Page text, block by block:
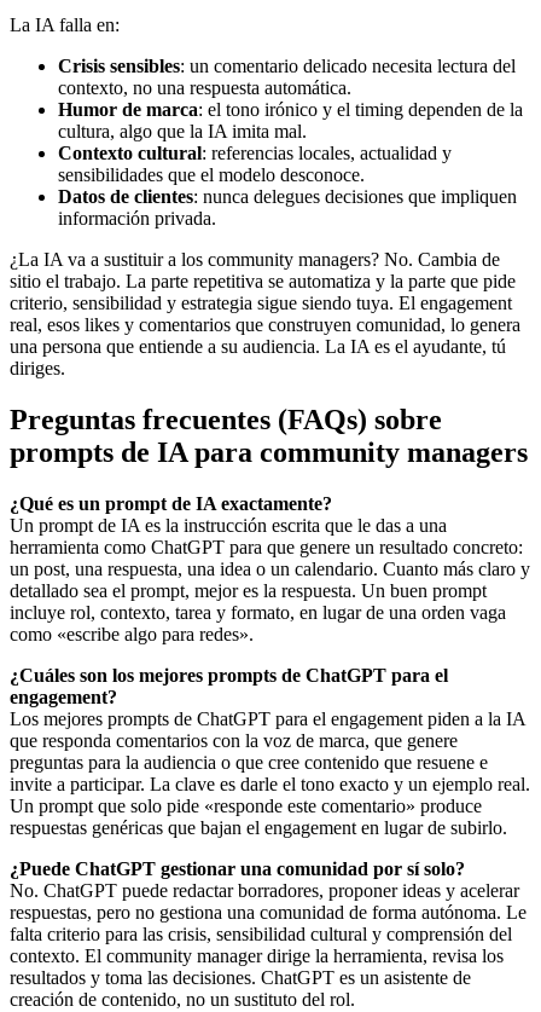
La IA falla en:
Crisis sensibles: un comentario delicado necesita lectura del
contexto, no una respuesta automática.
Humor de marca: el tono irónico y el timing dependen de la
cultura, algo que la IA imita mal.
Contexto cultural: referencias locales, actualidad y
sensibilidades que el modelo desconoce.
Datos de clientes: nunca delegues decisiones que impliquen
información privada.
¿La IA va a sustituir a los community managers? No. Cambia de
sitio el trabajo. La parte repetitiva se automatiza y la parte que pide
criterio, sensibilidad y estrategia sigue siendo tuya. El engagement
real, esos likes y comentarios que construyen comunidad, lo genera
una persona que entiende a su audiencia. La IA es el ayudante, tú
diriges.
Preguntas frecuentes (FAQs) sobre
prompts de IA para community managers
¿Qué es un prompt de IA exactamente?
Un prompt de IA es la instrucción escrita que le das a una
herramienta como ChatGPT para que genere un resultado concreto:
un post, una respuesta, una idea o un calendario. Cuanto más claro y
detallado sea el prompt, mejor es la respuesta. Un buen prompt
incluye rol, contexto, tarea y formato, en lugar de una orden vaga
como «escribe algo para redes».
¿Cuáles son los mejores prompts de ChatGPT para el
engagement?
Los mejores prompts de ChatGPT para el engagement piden a la IA
que responda comentarios con la voz de marca, que genere
preguntas para la audiencia o que cree contenido que resuene e
invite a participar. La clave es darle el tono exacto y un ejemplo real.
Un prompt que solo pide «responde este comentario» produce
respuestas genéricas que bajan el engagement en lugar de subirlo.
¿Puede ChatGPT gestionar una comunidad por sí solo?
No. ChatGPT puede redactar borradores, proponer ideas y acelerar
respuestas, pero no gestiona una comunidad de forma autónoma. Le
falta criterio para las crisis, sensibilidad cultural y comprensión del
contexto. El community manager dirige la herramienta, revisa los
resultados y toma las decisiones. ChatGPT es un asistente de
creación de contenido, no un sustituto del rol.